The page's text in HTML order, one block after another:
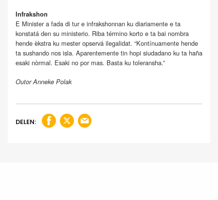
Infrakshon
E Minister a fada di tur e infrakshonnan ku diariamente e ta
konstatá den su ministerio. Riba término korto e ta bai nombra
hende èkstra ku mester opservá ilegalidat. “Kontínuamente hende
ta sushando nos isla. Aparentemente tin hopi siudadano ku ta haña
esaki nòrmal. Esaki no por mas. Basta ku toleransha.”
Outor Anneke Polak
DELEN: